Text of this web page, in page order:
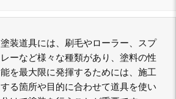
塗装道具には、刷毛やローラー、スプ
レーなど様々な種類があり、塗料の性
能を最大限に発揮するためには、施工
する箇所や目的に合わせて道具を使い